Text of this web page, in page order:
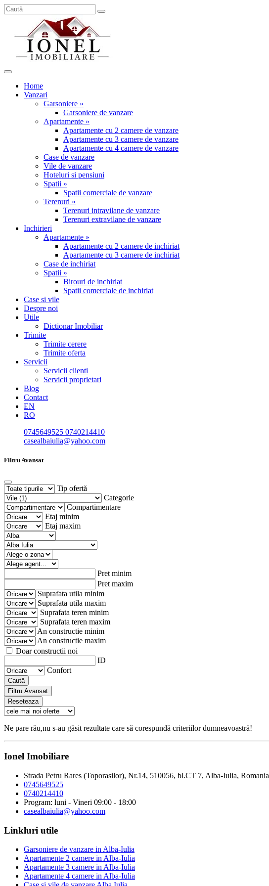
Home
Vanzari
Garsoniere »
Garsoniere de vanzare
Apartamente »
Apartamente cu 2 camere de vanzare
Apartamente cu 3 camere de vanzare
Apartamente cu 4 camere de vanzare
Case de vanzare
Vile de vanzare
Hoteluri si pensiuni
Spatii »
Spatii comerciale de vanzare
Terenuri »
Terenuri intravilane de vanzare
Terenuri extravilane de vanzare
Inchirieri
Apartamente »
Apartamente cu 2 camere de inchiriat
Apartamente cu 3 camere de inchiriat
Case de inchiriat
Spatii »
Birouri de inchiriat
Spatii comerciale de inchiriat
Case si vile
Despre noi
Utile
Dictionar Imobiliar
Trimite
Trimite cerere
Trimite oferta
Servicii
Servicii clienti
Servicii proprietari
Blog
Contact
EN
RO
0745649525 0740214410
casealbaiulia@yahoo.com
Filtru Avansat
Tip ofertă
Categorie
Compartimentare
Etaj minim
Etaj maxim
Pret minim
Pret maxim
Suprafata utila minim
Suprafata utila maxim
Suprafata teren minim
Suprafata teren maxim
An constructie minim
An constructie maxim
Doar constructii noi
ID
Confort
Caută
Filtru Avansat
Reseteaza
Ne pare rău,nu s-au găsit rezultate care să corespundă criteriilor dumneavoastră!
Ionel Imobiliare
Strada Petru Rares (Toporasilor), Nr.14, 510056, bl.CT 7, Alba-Iulia, Romania
0745649525
0740214410
Program: luni - Vineri 09:00 - 18:00
casealbaiulia@yahoo.com
Linkluri utile
Garsoniere de vanzare in Alba-Iulia
Apartamente 2 camere in Alba-Iulia
Apartamente 3 camere in Alba-Iulia
Apartamente 4 camere in Alba-Iulia